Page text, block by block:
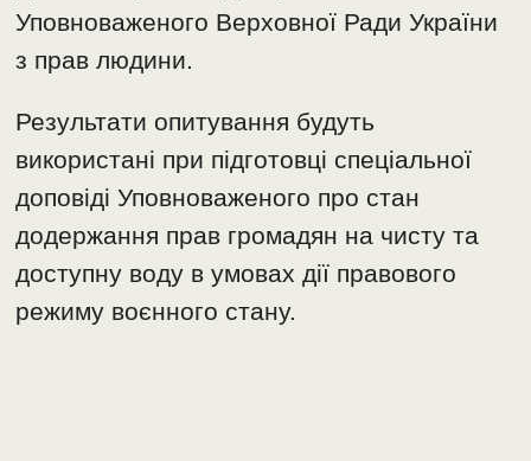
Уповноваженого Верховної Ради України
з прав людини.
Результати опитування будуть
використані при підготовці спеціальної
доповіді Уповноваженого про стан
додержання прав громадян на чисту та
доступну воду в умовах дії правового
режиму воєнного стану.